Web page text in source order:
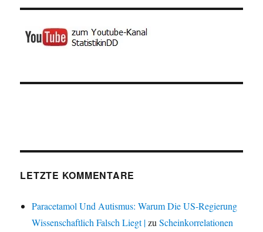
LETZTE KOMMENTARE
Paracetamol Und Autismus: Warum Die US-Regierung
Wissenschaftlich Falsch Liegt |zuScheinkorrelationen